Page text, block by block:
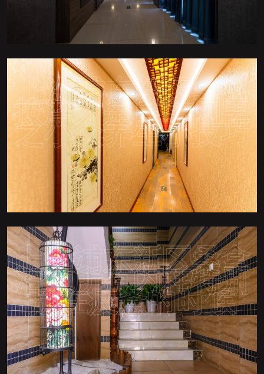
上海浦东新区SPA
按摩才是日常刚需
之小众养生小技巧
上海浦东新区桑拿
治愈所有内耗特别
是在疲惫的时候